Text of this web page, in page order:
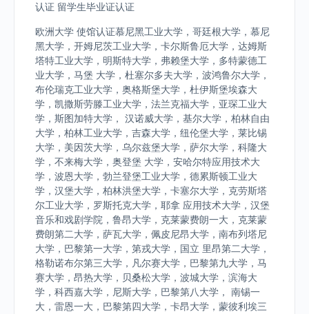
认证 留学生毕业证认证
欧洲大学 使馆认证慕尼黑工业大学，哥廷根大学，慕尼
黑大学，开姆尼茨工业大学，卡尔斯鲁厄大学，达姆斯
塔特工业大学，明斯特大学，弗赖堡大学，多特蒙德工
业大学，马堡 大学，杜塞尔多夫大学，波鸿鲁尔大学，
布伦瑞克工业大学，奥格斯堡大学，杜伊斯堡埃森大
学，凯撒斯劳滕工业大学，法兰克福大学，亚琛工业大
学，斯图加特大学， 汉诺威大学，基尔大学，柏林自由
大学，柏林工业大学，吉森大学，纽伦堡大学，莱比锡
大学，美因茨大学，乌尔兹堡大学，萨尔大学，科隆大
学，不来梅大学，奥登堡 大学，安哈尔特应用技术大
学，波恩大学，勃兰登堡工业大学，德累斯顿工业大
学，汉堡大学，柏林洪堡大学，卡塞尔大学，克劳斯塔
尔工业大学，罗斯托克大学，耶拿 应用技术大学，汉堡
音乐和戏剧学院，鲁昂大学，克莱蒙费朗一大，克莱蒙
费朗第二大学，萨瓦大学，佩皮尼昂大学，南布列塔尼
大学，巴黎第一大学，第戎大学，国立 里昂第二大学，
格勒诺布尔第三大学，凡尔赛大学，巴黎第九大学，马
赛大学，昂热大学，贝桑松大学，波城大学，滨海大
学，科西嘉大学，尼斯大学，巴黎第八大学， 南锡一
大，雷恩一大，巴黎第四大学，卡昂大学，蒙彼利埃三